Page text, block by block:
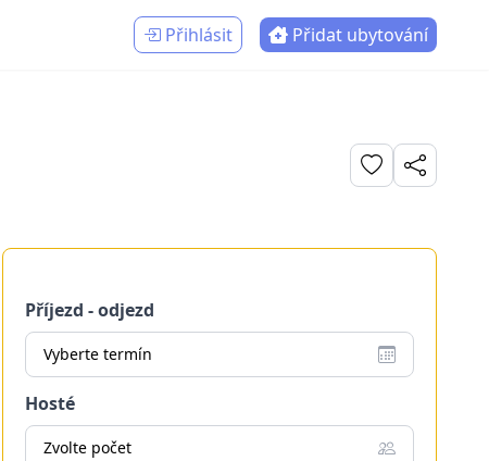
Přihlásit Přidat ubytování
Příjezd - odjezd
Vyberte termín
Hosté
Zvolte počet